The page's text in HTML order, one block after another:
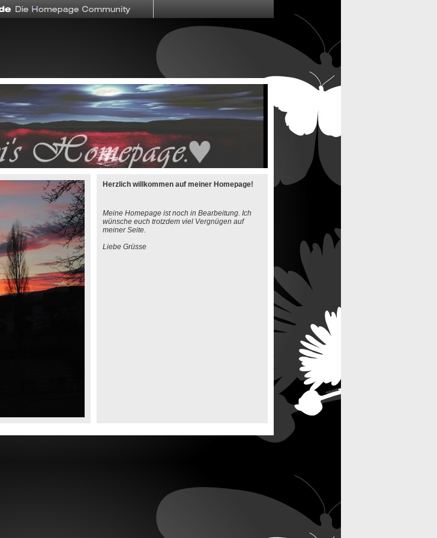
Herzlich willkommen auf meiner Homepage!
Meine Homepage ist noch in Bearbeitung. Ich
wünsche euch trotzdem viel Vergnügen auf
meiner Seite.
Liebe Grüsse